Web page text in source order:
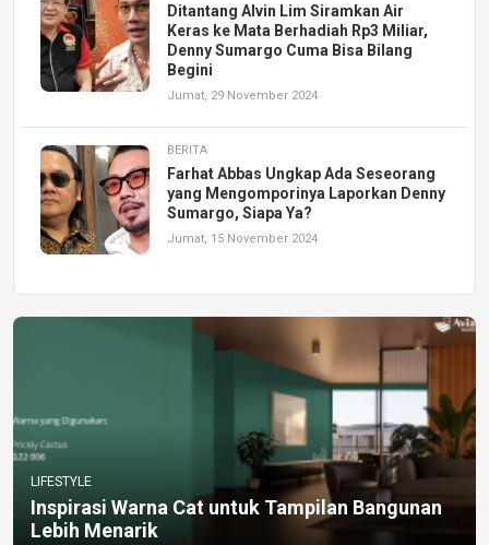
Ditantang Alvin Lim Siramkan Air
Keras ke Mata Berhadiah Rp3 Miliar,
Denny Sumargo Cuma Bisa Bilang
Begini
Jumat, 29 November 2024
BERITA
Farhat Abbas Ungkap Ada Seseorang
yang Mengomporinya Laporkan Denny
Sumargo, Siapa Ya?
Jumat, 15 November 2024
LIFESTYLE
Inspirasi Warna Cat untuk Tampilan Bangunan
Lebih Menarik